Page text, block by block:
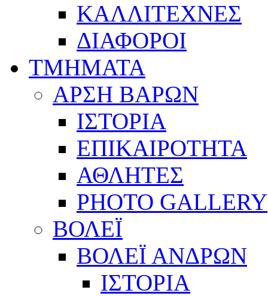
ΚΑΛΛΙΤΕΧΝΕΣ
ΔΙΑΦΟΡΟΙ
ΤΜΗΜΑΤΑ
ΑΡΣΗ ΒΑΡΩΝ
ΙΣΤΟΡΙΑ
ΕΠΙΚΑΙΡΟΤΗΤΑ
ΑΘΛΗΤΕΣ
PHOTO GALLERY
ΒΟΛΕΪ
ΒΟΛΕΪ ΑΝΔΡΩΝ
ΙΣΤΟΡΙΑ